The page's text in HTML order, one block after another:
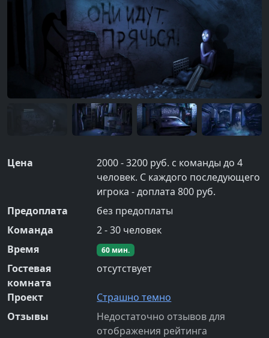
Цена
2000 - 3200 руб. с команды до 4
человек. С каждого последующего
игрока - доплата 800 руб.
Предоплата
без предоплаты
Команда
2-30 человек
Время
60 мин.
Гостевая
комната
отсутствует
Проект
Страшно темно
Отзывы
Недостаточно отзывов для
отображения рейтинга